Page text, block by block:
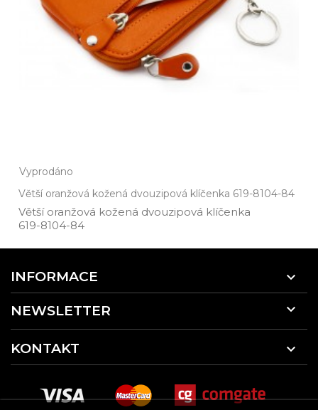
Vyprodáno
Větší oranžová kožená dvouzipová klíčenka 619-8104-84
Větší oranžová kožená dvouzipová klíčenka
619­-8104­-84
INFORMACE 
NEWSLETTER 
KONTAKT 